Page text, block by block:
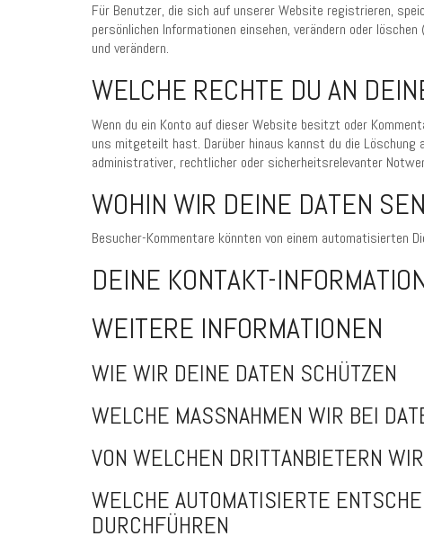
Für Benutzer, die sich auf unserer Website registrieren,
persönlichen Informationen einsehen, verändern oder
und verändern.
WELCHE RECHTE DU AN
Wenn du ein Konto auf dieser Website besitzt oder
uns mitgeteilt hast. Darüber hinaus kannst du die Löschung
administrativer, rechtlicher oder sicherheitsrelevanter
WOHIN WIR DEINE DATEN
Besucher-Kommentare könnten von einem automatisierten
DEINE KONTAKT-
WEITERE INFORMATIONEN
WIE WIR DEINE DATEN SCHÜTZEN
WELCHE MASSNAHMEN WIR BEI
VON WELCHEN DRITTANBIETERN
WELCHE AUTOMATISIERTE
DURCHFÜHREN